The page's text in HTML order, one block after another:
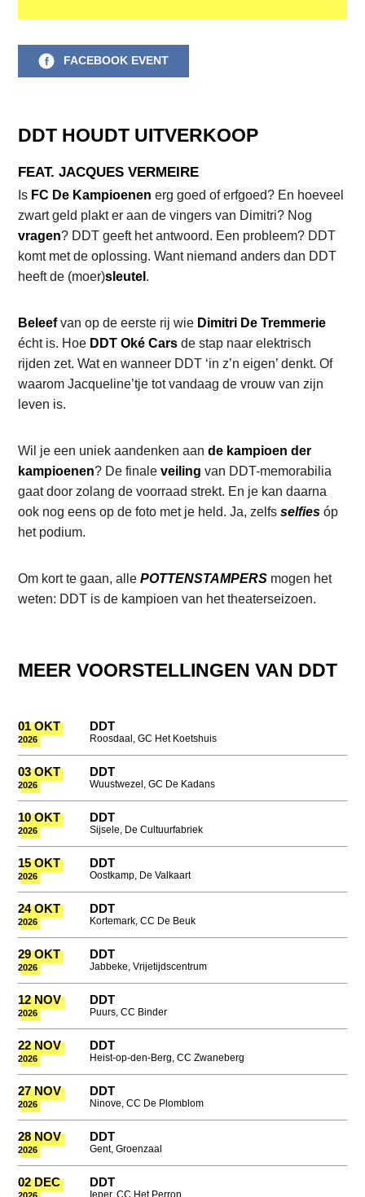
DDT HOUDT UITVERKOOP
FEAT. JACQUES VERMEIRE
Is FC De Kampioenen erg goed of erfgoed? En hoeveel
zwart geld plakt er aan de vingers van Dimitri? Nog
vragen? DDT geeft het antwoord. Een probleem? DDT
komt met de oplossing. Want niemand anders dan DDT
heeft de (moer)sleutel .
Beleefvan op de eerste rij wie Dimitri De Tremmerie
écht is. Hoe DDT Oké Cars de stap naar elektrisch
rijden zet. Wat en wanneer DDT ‘in z’n eigen’ denkt. Of
waarom Jacqueline’tje tot vandaag de vrouw van zijn
leven is.
Wil je een uniek aandenken aande kampioen der
kampioenen? De finaleveiling van DDT-memorabilia
gaat door zolang de voorraad strekt. En je kan daarna
ook nog eens op de foto met je held. Ja, zelfsselfies óp
het podium.
Om kort te gaan, allePOTTENSTAMPERS mogen het
weten: DDT is de kampioen van het theaterseizoen.
FACEBOOK EVENT
MEER VOORSTELLINGEN VAN DDT
01 OKT
2026
DDT
Roosdaal, GC Het Koetshuis
03 OKT
2026
DDT
Wuustwezel, GC De Kadans
10 OKT
2026
DDT
Sijsele, De Cultuurfabriek
15 OKT
2026
DDT
Oostkamp, De Valkaart
24 OKT
2026
DDT
Kortemark, CC De Beuk
29 OKT
2026
DDT
Jabbeke, Vrijetijdscentrum
12 NOV
2026
DDT
Puurs, CC Binder
22 NOV
2026
DDT
Heist-op-den-Berg, CC Zwaneberg
27 NOV
2026
DDT
Ninove, CC De Plomblom
28 NOV
2026
DDT
Gent, Groenzaal
02 DEC DDT
Ieper, CC Het Perron